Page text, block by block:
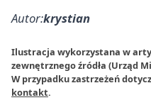
Autor:krystian
Ilustracja wykorzystana w
zewnętrznego źródła (Urząd
W przypadku zastrzeżeń
kontakt.